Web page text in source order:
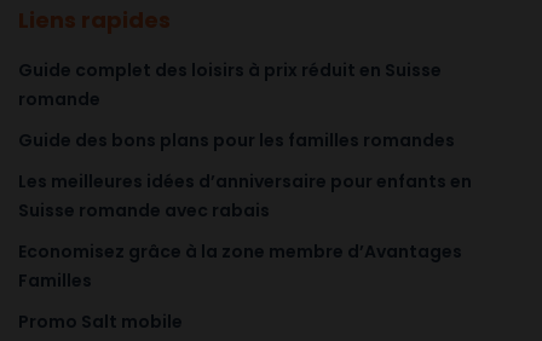
Liens rapides
Guide complet des loisirs à prix réduit en Suisse
romande
Guide des bons plans pour les familles romandes
Les meilleures idées d’anniversaire pour enfants en
Suisse romande avec rabais
Economisez grâce à la zone membre d’Avantages
Familles
Promo Salt mobile